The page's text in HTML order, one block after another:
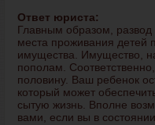
Ответ юриста:
Главным образом, развод
места проживания детей
имущества. Имущество,
пополам.
половину. Ваш ребенок
который может
сытую жизнь. Вполне
вами, если вы в